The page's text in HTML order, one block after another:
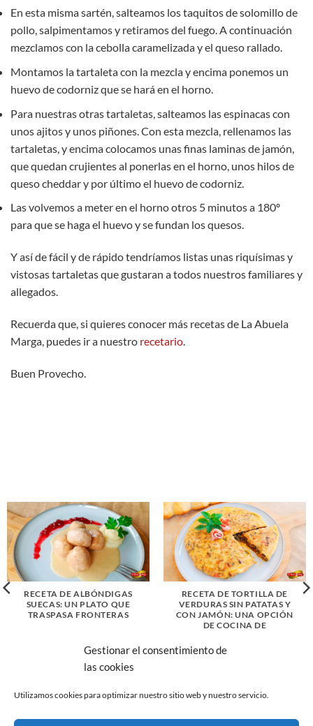
Gestionar el consentimiento de
las cookies
Utilizamos cookies para optimizar nuestro sitio web y nuestro servicio.
En esta misma sartén, salteamos los taquitos de solomillo de
pollo, salpimentamos y retiramos del fuego. A continuación
mezclamos con la cebolla caramelizada y el queso rallado.
Montamos la tartaleta con la mezcla y encima ponemos un
huevo de codorniz que se hará en el horno.
Para nuestras otras tartaletas, salteamos las espinacas con
unos ajitos y unos piñones. Con esta mezcla, rellenamos las
tartaletas, y encima colocamos unas finas laminas de jamón,
que quedan crujientes al ponerlas en el horno, unos hilos de
queso cheddar y por último el huevo de codorniz.
Las volvemos a meter en el horno otros 5 minutos a 180º
para que se haga el huevo y se fundan los quesos.
Y así de fácil y de rápido tendríamos listas unas riquísimas y
vistosas tartaletas que gustaran a todos nuestros familiares y
allegados.
Recuerda que, si quieres conocer más recetas de La Abuela
Marga, puedes ir a nuestro recetario
Buen Provecho.
RECETA DE ALBÓNDIGAS
SUECAS: UN PLATO QUE
TRASPASA FRONTERAS
RECETA DE TORTILLA DE
VERDURAS SIN PATATAS Y
CON JAMÓN: UNA OPCIÓN
DE COCINA DE